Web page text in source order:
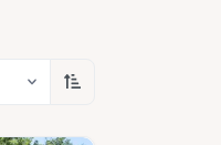
Ordinamento